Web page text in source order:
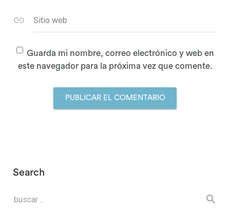
Sitio web
Guarda mi nombre, correo electrónico y web en
este navegador para la próxima vez que comente.
Search